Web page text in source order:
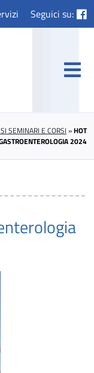
Seguici su:
SEMINARI E CORSI »HOT
2024